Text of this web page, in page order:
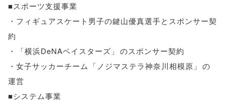
■スポーツ支援事業
・フィギュアスケート男子の鍵山優真選手とスポンサー契
約
・
「横浜DeNAベイスターズ 」 のスポンサー契約
・女子サッカーチーム 「 ノジマステラ神奈川相模原 」 の
運営
■システム事業